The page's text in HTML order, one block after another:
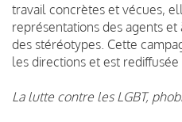
travail concrètes et vécues,
représentations des agents
des stéréotypes. Cette
les directions et est rediffusée
La lutte contre les LGBT,